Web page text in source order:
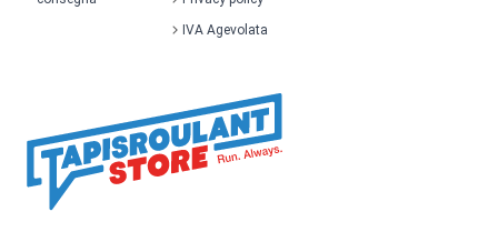
IVA Agevolata